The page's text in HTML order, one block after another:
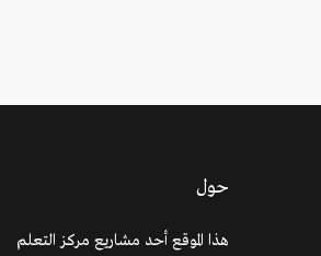
حول
هذا الموقع أحد مشاريع مركز التعلم